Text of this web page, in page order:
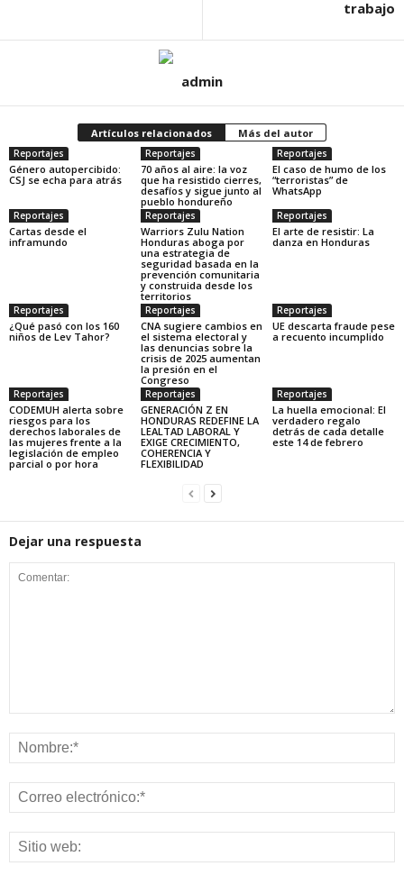
trabajo
admin
Artículos relacionados Más del autor
Reportajes
Género autopercibido:
CSJ se echa para atrás
Reportajes
70 años al aire: la voz
que ha resistido cierres,
desafíos y sigue junto al
pueblo hondureño
Reportajes
El caso de humo de los
“terroristas” de
WhatsApp
Reportajes
Cartas desde el
inframundo
Reportajes
Warriors Zulu Nation
Honduras aboga por
una estrategia de
seguridad basada en la
prevención comunitaria
y construida desde los
territorios
Reportajes
El arte de resistir: La
danza en Honduras
Reportajes
¿Qué pasó con los 160
niños de Lev Tahor?
Reportajes
CNA sugiere cambios en
el sistema electoral y
las denuncias sobre la
crisis de 2025 aumentan
la presión en el
Congreso
Reportajes
UE descarta fraude pese
a recuento incumplido
Reportajes
CODEMUH alerta sobre
riesgos para los
derechos laborales de
las mujeres frente a la
legislación de empleo
parcial o por hora
Reportajes
GENERACIÓN Z EN
HONDURAS REDEFINE LA
LEALTAD LABORAL Y
EXIGE CRECIMIENTO,
COHERENCIA Y
FLEXIBILIDAD
Reportajes
La huella emocional: El
verdadero regalo
detrás de cada detalle
este 14 de febrero
Dejar una respuesta